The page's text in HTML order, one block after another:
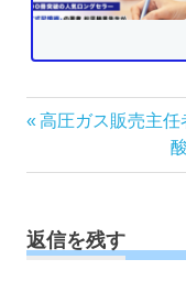
投
ナ
ゲ
前
記
高圧ガス販売主任
次
の
返信を残す